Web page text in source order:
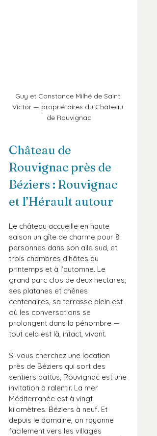
Guy et Constance Milhé de Saint
Victor — propriétaires du Château
de Rouvignac
Château de
Rouvignac près de
Béziers : Rouvignac
et l’Hérault autour
Le château accueille en haute
saison un gîte de charme pour 8
personnes dans son aile sud, et
trois chambres d’hôtes au
printemps et à l’automne. Le
grand parc clos de deux hectares,
ses platanes et chênes
centenaires, sa terrasse plein est
où les conversations se
prolongent dans la pénombre —
tout cela est là, intact, vivant.
Si vous cherchez une location
près de Béziers qui sort des
sentiers battus, Rouvignac est une
invitation à ralentir. La mer
Méditerranée est à vingt
kilomètres. Béziers à neuf. Et
depuis le domaine, on rayonne
facilement vers les villages